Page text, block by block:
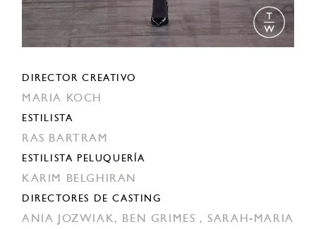
DIRECTOR CREATIVO
MARIA KOCH
ESTILISTA
RAS BARTRAM
ESTILISTA PELUQUERÍA
KARIM BELGHIRAN
DIRECTORES DE CASTING
ANIA JOZWIAK, BEN GRIMES ,SARAH-MARIA